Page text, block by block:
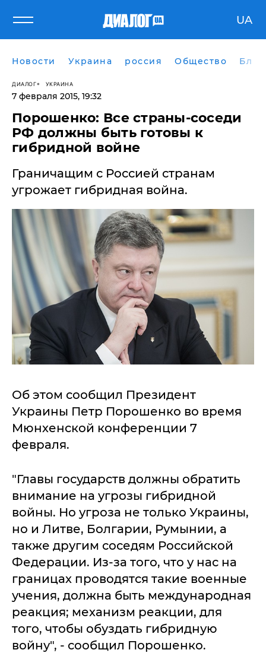
UA
Новости Украина россия Общество
ДИАЛОГ УКРАИНА
7 февраля 2015, 19:32
Порошенко: Все страны-соседи
РФ должны быть готовы к
гибридной войне
Граничащим с Россией странам
угрожает гибридная война.
Об этом сообщил Президент
Украины Петр Порошенко во время
Мюнхенской конференции 7
февраля.
"Главы государств должны обратить
внимание на угрозы гибридной
войны. Но угроза не только Украины,
но и Литве, Болгарии, Румынии, а
также другим соседям Российской
Федерации. Из-за того, что у нас на
границах проводятся такие военные
учения, должна быть международная
реакция; механизм реакции, для
того, чтобы обуздать гибридную
войну", - сообщил Порошенко.